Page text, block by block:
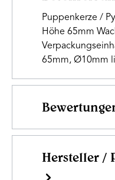
Puppenkerze /
Höhe 65mm
65mm, Ø10mm
Hersteller /